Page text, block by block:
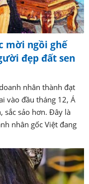
mời ngồi ghế
đẹp đất sen
nhân thành đạt
vào đầu tháng 12, Á
sắc sảo hơn. Đây là
nhân gốc Việt đang